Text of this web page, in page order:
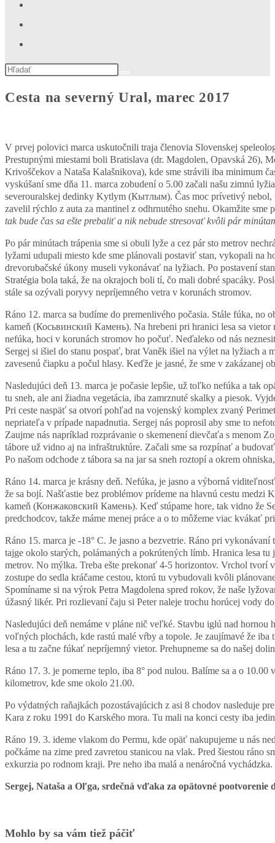
Search
website
Cesta na severný Ural, marec 2017
V prvej polovici marca uskutočnili traja členovia Slovenskej
Prestupnými miestami boli Bratislava (dr. Magdolen, Opavská 26),
Krivoščekov a Nataša Kalašnikova), kde sme strávili iba minimum
vyskúšaní sme dňa 11. marca zobudení o 5.00 začali našu zimnú
severouralskej dedinky Kytlym (Кытлым). Čas moc prívetivý nebol,
zavelil rýchlo z auta za mantinel z odhrnutého snehu. Okamžite
tak bude čas sa ešte prebaliť a nik nebude stresovať kvôli pár
Po pár minútach trápenia sme si obuli lyže a cez pár sto metrov
lyžami udupali miesto kde sme plánovali postaviť stan, vykopali na
drevorubačské úkony museli vykonávať na lyžiach. Po postavení
Stratégia bola taká, že na okrajoch boli tí, čo mali dobré spacáky.
stále sa ozývali poryvy nepríjemného vetra v korunách stromov.
Ráno 12. marca sa budíme do premenlivého počasia. Stále fúka,
kameň (Косьвинский Камень). Na hrebeni pri hranici lesa sa vietor
nefúka, hoci v korunách stromov ho počuť. Neďaleko od nás
Sergej si išiel do stanu pospať, brat Vaněk išiel na výlet na lyžiach a
zavesenú čiapku a počul hlasy. Keďže je jasné, že sme v zakázanej
Nasledujúci deň 13. marca je počasie lepšie, už toľko nefúka a tak
tu sneh, ale ani žiadna vegetácia, iba zamrznuté skalky a piesok.
Pri ceste naspäť sa otvorí pohľad na vojenský komplex zvaný
nepriateľa v prípade napadnutia. Sergej nás poprosil aby sme to
Zaujme nás napríklad rozprávanie o skemenení dievčaťa s menom
tábore už vidno aj na infraštruktúre. Začali sme sa rozpínať a
Po našom odchode z tábora sa na jar sa sneh roztopí a okrem
Ráno 14. marca je krásny deň. Nefúka, je jasno a výborná
že sa bojí. Našťastie bez problémov prídeme na hlavnú cestu
kameň (Конжаковский Камень). Keď stúpame hore, tak vidno že
predchodcov, takže máme menej práce a o to môžeme viac kvákať
Ráno 15. marca je -18° C. Je jasno a bezvetrie. Ráno pri
tajge okolo starých, polámaných a pokrútených límb. Hranica lesa
metrov. No mýlka. Treba ešte prekonať 4-5 horizontov. Vrchol tvorí
zostupe do sedla kráčame cestou, ktorú tu vybudovali kvôli
Spomíname si na výrok Petra Magdolena spred rokov, že naše
úžasný likér. Pri rozlievaní čaju si Peter naleje trochu horúcej vody
Nasledujúci deň nemáme v pláne nič veľké. Stavbu iglú nad hornou
voľných plochách, kde rastú malé vŕby a topole. Je zaujímavé že
lesa a tu začne fúkať nepríjemný vietor. Prehupneme sa do našej
Ráno 17. 3. je pomerne teplo, iba 8° pod nulou. Balíme sa a o
kilometrov, kde sme okolo 21.00.
Po výdatných raňajkách pozostávajúcich z asi 8 chodov nasleduje
Kara z roku 1991 do Karského mora. Tu mali na konci cesty iba
Ráno 19. 3. ideme vlakom do Permu, kde opäť nakupujeme u nás
počkáme na zime pred zavretou stanicou na vlak. Pred šiestou
exkurzia po rodnom kraji. Pre neho iba malá a nenáročná
Sergej, Nataša a Oľga, srdečná vďaka za opätovné
Mohlo by sa vám tiež páčiť